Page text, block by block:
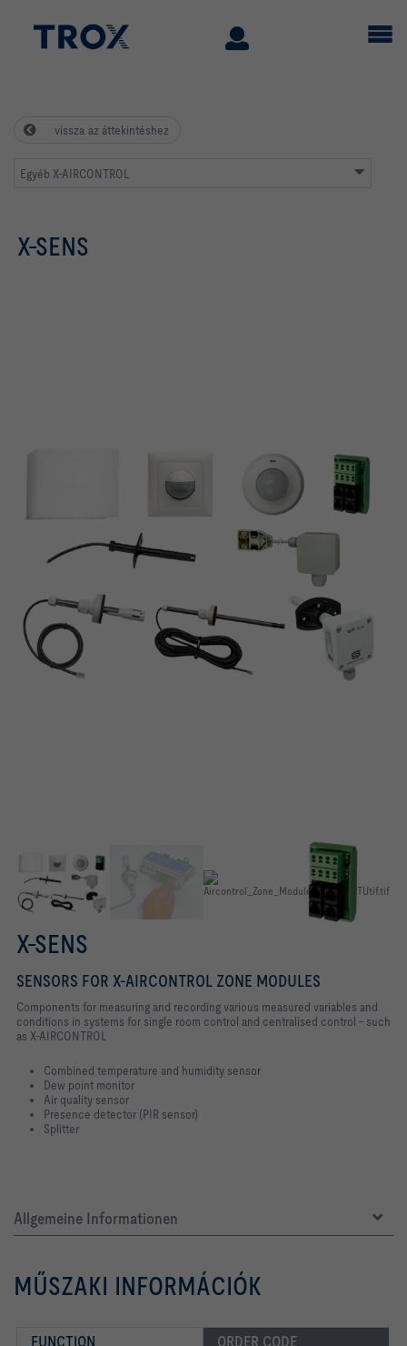
vissza az áttekintéshez
Egyéb X-AIRCONTROL
X-SENS
Zone modules
X-SENS
SENSORS FOR X-AIRCONTROL ZONE MODULES
Components for measuring and recording various measured variables and
conditions in systems for single room control and centralised control – such
as X-AIRCONTROL
Combined temperature and humidity sensor
Dew point monitor
Air quality sensor
Presence detector (PIR sensor)
Splitter
Allgemeine Informationen
MŰSZAKI INFORMÁCIÓK
FUNCTION ORDER CODE